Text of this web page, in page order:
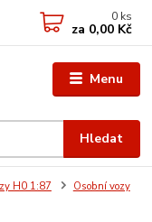
Menu
Hledat
0 ks
za 0,00 Kč
H0 1:87
Osobní vozy